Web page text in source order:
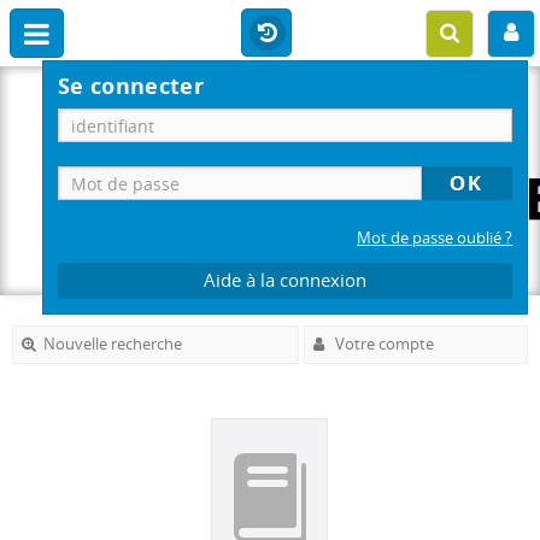
Se connecter
Mot de passe oublié ?
Aide à la connexion
Nouvelle recherche Votre compte